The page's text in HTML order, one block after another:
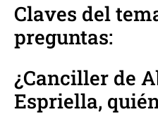
Claves del
preguntas:
¿Canciller de
Espriella,